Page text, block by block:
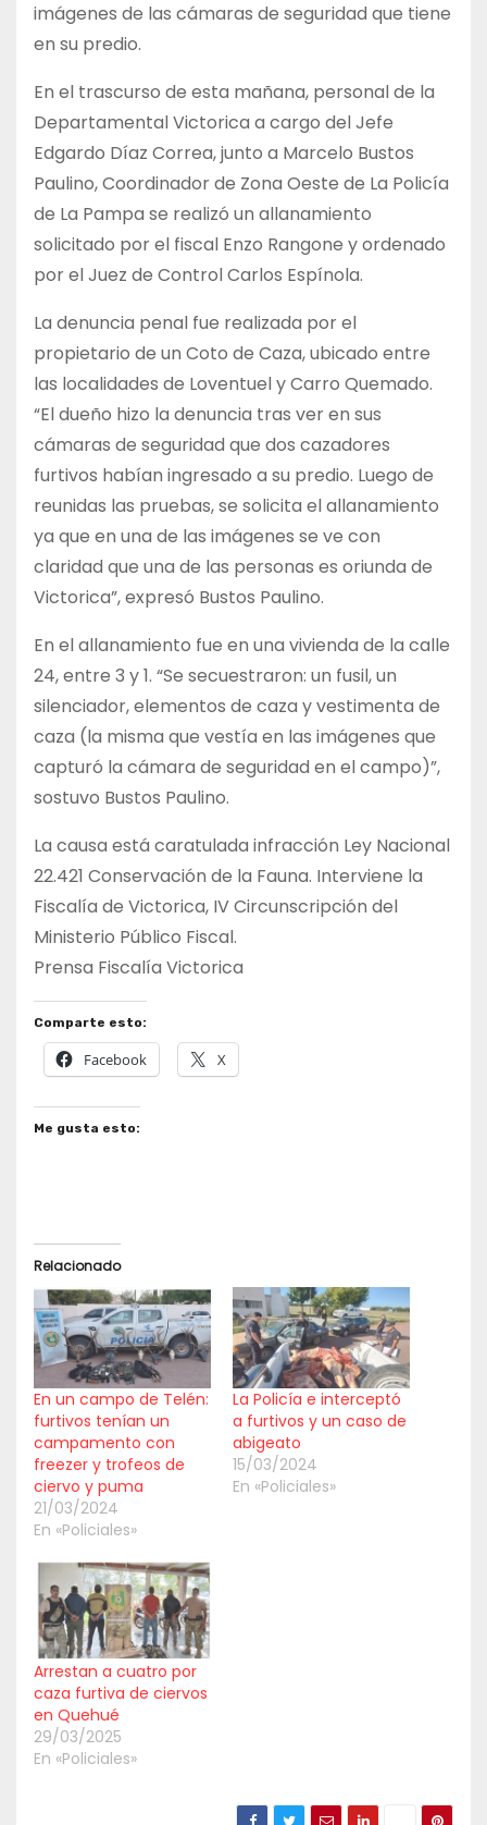
imágenes de las cámaras de seguridad que tiene
en su predio.
En el trascurso de esta mañana, personal de la
Departamental Victorica a cargo del Jefe
Edgardo Díaz Correa, junto a Marcelo Bustos
Paulino, Coordinador de Zona Oeste de La Policía
de La Pampa se realizó un allanamiento
solicitado por el fiscal Enzo Rangone y ordenado
por el Juez de Control Carlos Espínola.
La denuncia penal fue realizada por el
propietario de un Coto de Caza, ubicado entre
las localidades de Loventuel y Carro Quemado.
“El dueño hizo la denuncia tras ver en sus
cámaras de seguridad que dos cazadores
furtivos habían ingresado a su predio. Luego de
reunidas las pruebas, se solicita el allanamiento
ya que en una de las imágenes se ve con
claridad que una de las personas es oriunda de
Victorica”, expresó Bustos Paulino.
En el allanamiento fue en una vivienda de la calle
24, entre 3 y 1. “Se secuestraron: un fusil, un
silenciador, elementos de caza y vestimenta de
caza (la misma que vestía en las imágenes que
capturó la cámara de seguridad en el campo)”,
sostuvo Bustos Paulino.
La causa está caratulada infracción Ley Nacional
22.421 Conservación de la Fauna. Interviene la
Fiscalía de Victorica, IV Circunscripción del
Ministerio Público Fiscal.
Prensa Fiscalía Victorica
Comparte esto:
Facebook X
Me gusta esto:
Relacionado
En un campo de Telén:
furtivos tenían un
campamento con
freezer y trofeos de
ciervo y puma
21/03/2024
En «Policiales»
La Policía e interceptó
a furtivos y un caso de
abigeato
15/03/2024
En «Policiales»
Arrestan a cuatro por
caza furtiva de ciervos
en Quehué
29/03/2025
En «Policiales»